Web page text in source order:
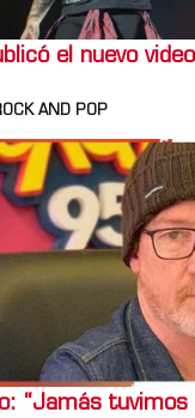
el nuevo
AND POP
“Jamás tuvimos